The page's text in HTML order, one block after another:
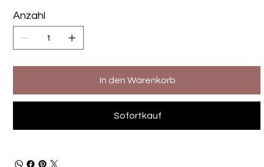
Anzahl
In den Warenkorb
Sofortkauf